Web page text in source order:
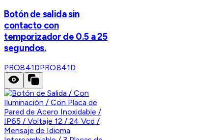
Botón de salida sin
contacto con
temporizador de 0.5 a 25
segundos.
PRO841DPRO841D